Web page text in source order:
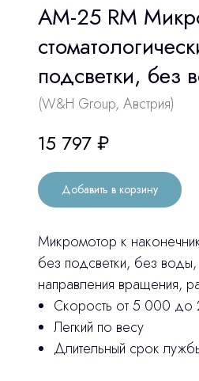
AM-25 RM
подсветки,
(W&H Group, Австрия)
15 797 ₽
Добавить в корзину
Микромотор к
без подсветки, без
направления вращения,
Скорость от 5 000
Легкий по весу
Длительный срок